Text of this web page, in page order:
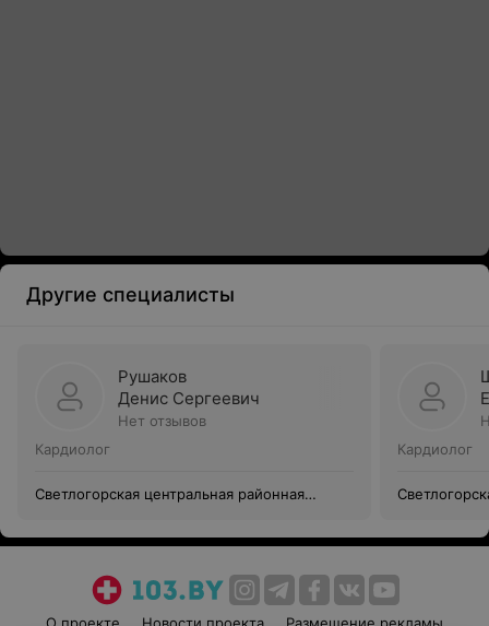
Другие специалисты
Рушаков
Денис Сергеевич
Нет отзывов
Кардиолог
Светлогорская центральная районная
Кардиолог